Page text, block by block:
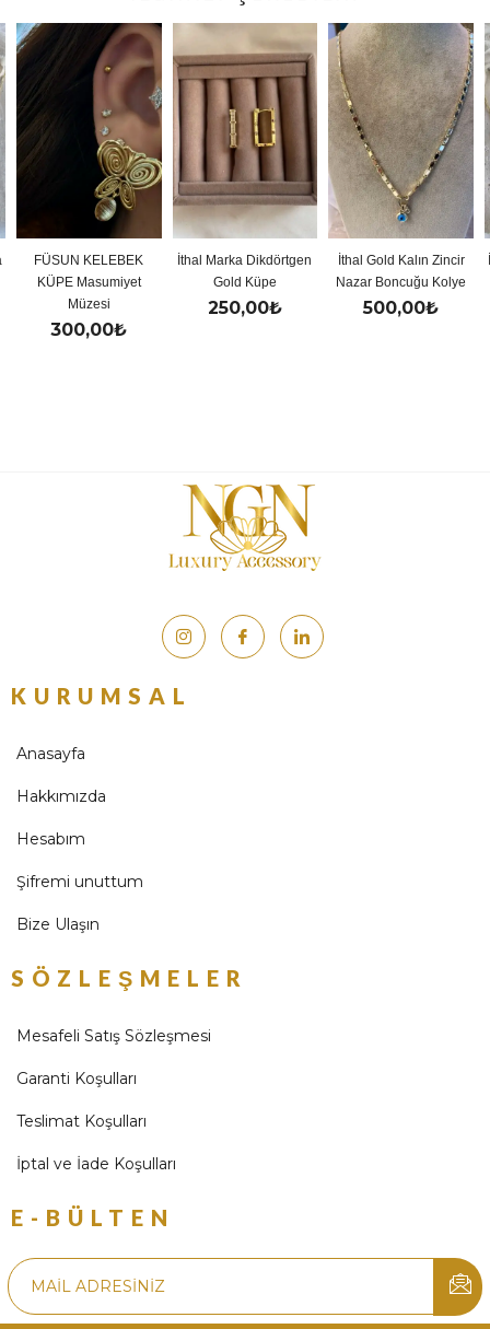
KELEBEK
Masumiyet
₺
İthal Marka Dikdörtgen
₺
İthal Gold Kalın Zincir
Nazar Boncuğu Kolye
₺
İthal Gold
Y
KURUMSAL
Anasayfa
Hakkımızda
Hesabım
Şifremi unuttum
Bize Ulaşın
SÖZLEŞMELER
Mesafeli Satış Sözleşmesi
Garanti Koşulları
Teslimat Koşulları
İptal ve İade Koşulları
E-BÜLTEN